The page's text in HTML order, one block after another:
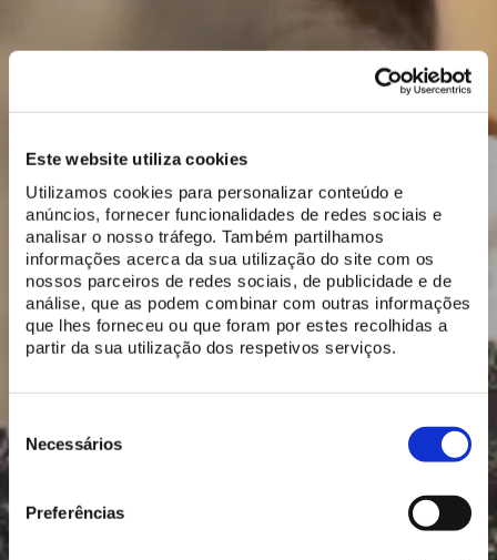
Este website utiliza cookies
Utilizamos cookies para personalizar conteúdo e
anúncios, fornecer funcionalidades de redes sociais e
analisar o nosso tráfego. Também partilhamos
informações acerca da sua utilização do site com os
nossos parceiros de redes sociais, de publicidade e de
análise, que as podem combinar com outras informações
que lhes forneceu ou que foram por estes recolhidas a
partir da sua utilização dos respetivos serviços.
de
consentimento
Necessários
Preferências